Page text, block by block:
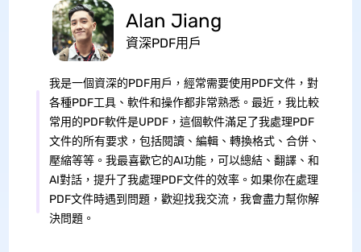
Alan Jiang
資深PDF用戶
我是一個資深的PDF用戶，經常需要使用PDF文件，對
各種PDF工具、軟件和操作都非常熟悉。最近，我比較
常用的PDF軟件是UPDF，這個軟件滿足了我處理PDF
文件的所有要求，包括閱讀、編輯、轉換格式、合併、
壓縮等等。我最喜歡它的AI功能，可以總結、翻譯、和
AI對話，提升了我處理PDF文件的效率。如果你在處理
PDF文件時遇到問題，歡迎找我交流，我會盡力幫你解
決問題。